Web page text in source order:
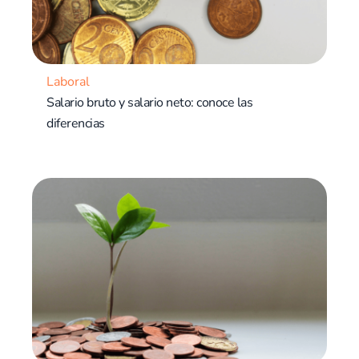
Laboral
Salario bruto y salario neto: conoce las
diferencias